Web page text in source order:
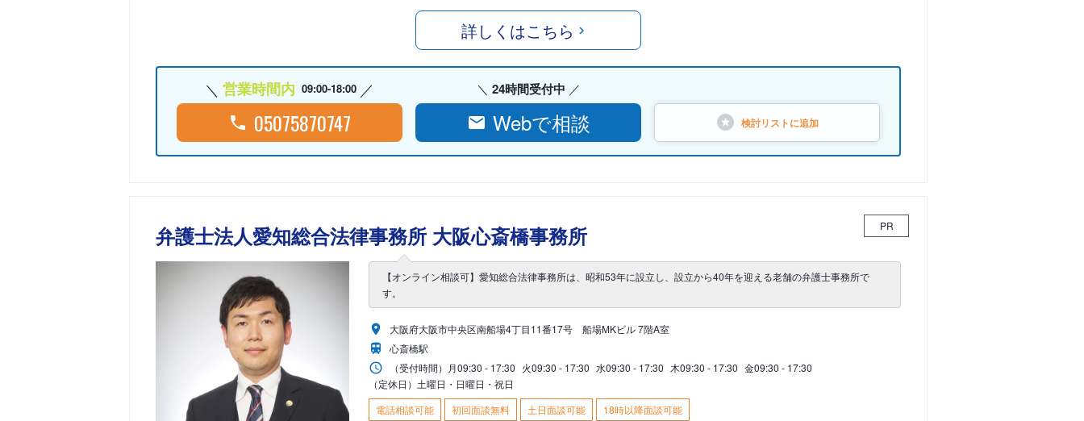
詳しくはこちら
営業時間内 09:00-18:00
05075870747
24時間受付中
Webで相談 検討リストに追加
弁護士法人愛知総合法律事務所 大阪心斎橋事務所 PR
【オンライン相談可】愛知総合法律事務所は、昭和53年に設立し、設立から40年を迎える老舗の弁護士事務所で
す。
大阪府大阪市中央区南船場4丁目11番17号 船場MKビル 7階A室
心斎橋駅
（受付時間） 月09:30 - 17:30 火09:30 - 17:30 水09:30 - 17:30 木09:30 - 17:30 金09:30 - 17:30
（定休日）土曜日・日曜日・祝日
電話相談可能
初回面談無料 土日面談可能 18時以降面談可能